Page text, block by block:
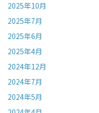
2025年10月
2025年7月
2025年6月
2025年4月
2024年12月
2024年7月
2024年5月